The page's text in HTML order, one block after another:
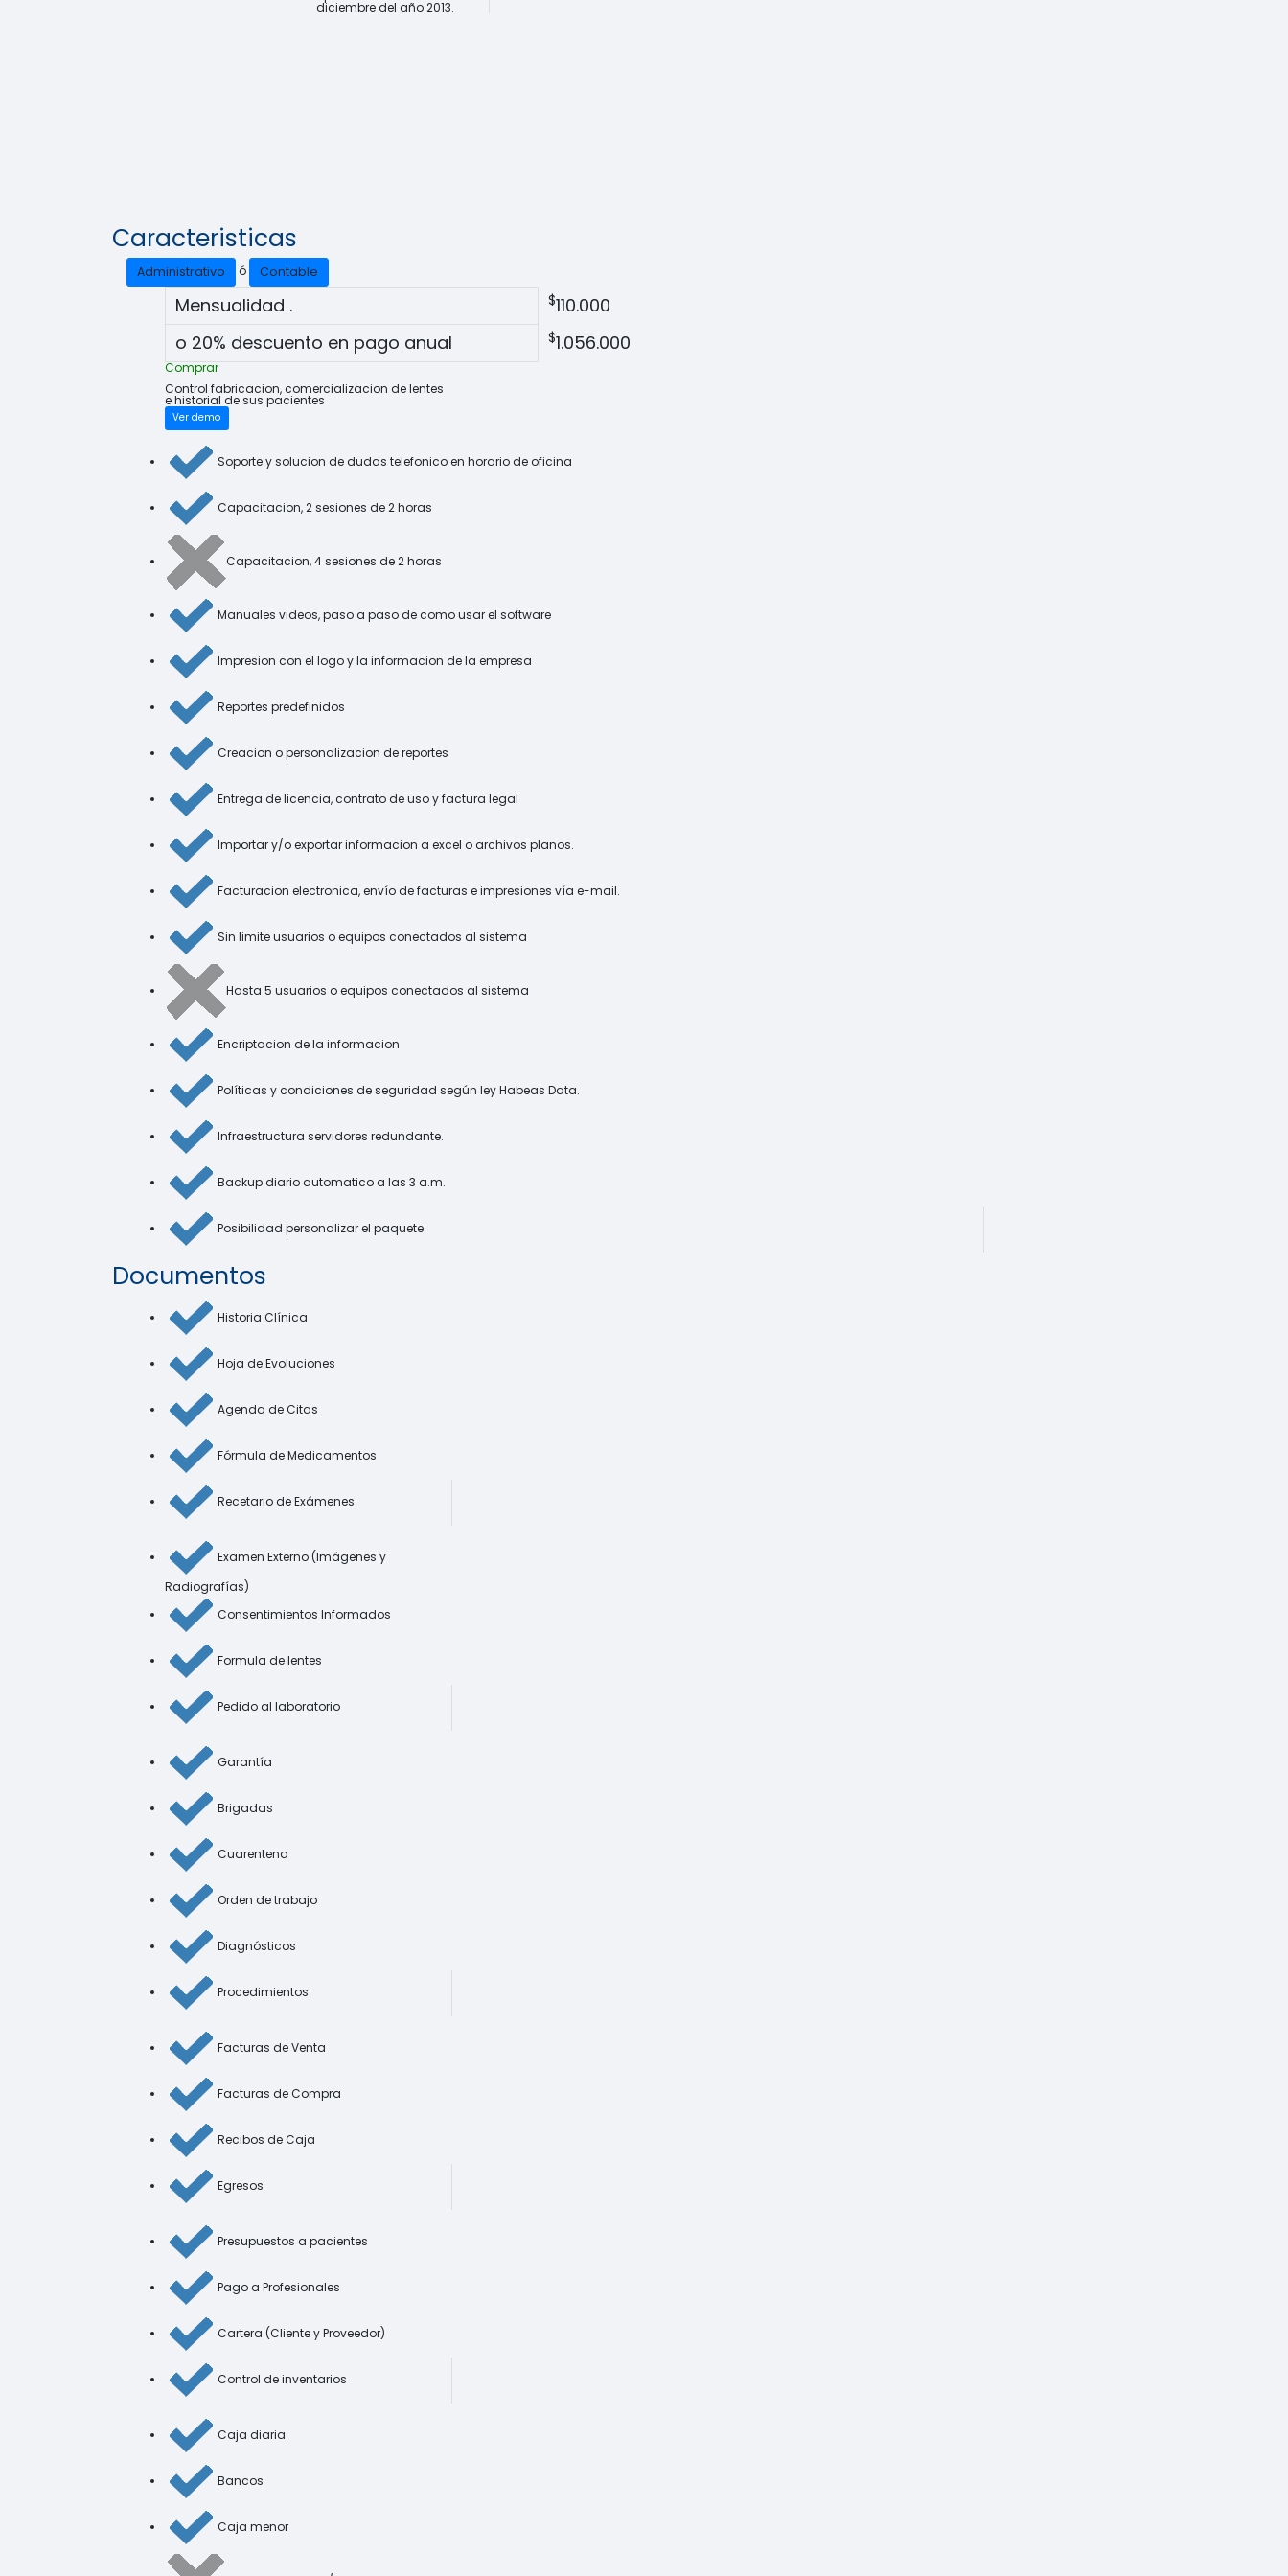
diciembre del año 2013.
Caracteristicas
Administrativo ó Contable
Mensualidad . $110.000
o 20% descuento en pago anual
$1.056.000
Comprar
Control fabricacion, comercializacion de lentes
e historial de sus pacientes
Ver demo
Soporte y solucion de dudas telefonico en horario de oficina
Capacitacion, 2 sesiones de 2 horas
Capacitacion, 4 sesiones de 2 horas
Manuales videos, paso a paso de como usar el software
Impresion con el logo y la informacion de la empresa
Reportes predefinidos
Creacion o personalizacion de reportes
Entrega de licencia, contrato de uso y factura legal
Importar y/o exportar informacion a excel o archivos planos.
Facturacion electronica, envío de facturas e impresiones vía e-mail.
Sin limite usuarios o equipos conectados al sistema
Hasta 5 usuarios o equipos conectados al sistema
Encriptacion de la informacion
Políticas y condiciones de seguridad según ley Habeas Data.
Infraestructura servidores redundante.
Backup diario automatico a las 3 a.m.
Posibilidad personalizar el paquete
Documentos
Historia Clínica
Hoja de Evoluciones
Agenda de Citas
Fórmula de Medicamentos
Recetario de Exámenes
Examen Externo (Imágenes y
Radiografías)
Consentimientos Informados
Formula de lentes
Pedido al laboratorio
Garantía
Brigadas
Cuarentena
Orden de trabajo
Diagnósticos
Procedimientos
Facturas de Venta
Facturas de Compra
Recibos de Caja
Egresos
Presupuestos a pacientes
Pago a Profesionales
Cartera (Cliente y Proveedor)
Control de inventarios
Caja diaria
Bancos
Caja menor